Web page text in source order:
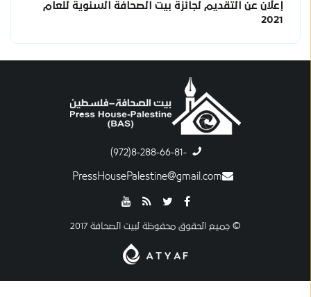
إعلان عن التقديم لجائزة بيت الصحافة السنوية للعام
2021
-8-288-66-81(972)
PressHousePalestine@gmail.com
© جميع الحقوق محفوظة لبيت الصحافة 2017